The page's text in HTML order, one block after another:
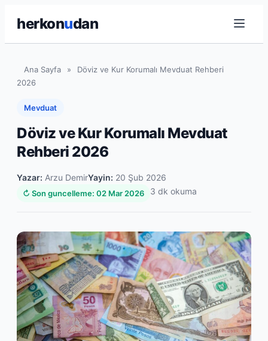
herkonudan
Ana Sayfa »
Döviz ve Kur Korumalı Mevduat Rehberi
2026
Mevduat
Döviz ve Kur Korumalı Mevduat
Rehberi 2026
Yazar: Arzu DemirYayin: 20 Şub 2026
↻ Son guncelleme: 02 Mar 2026 3 dk okuma